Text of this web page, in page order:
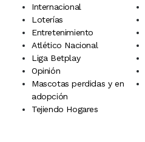
Internacional
Loterías
Entretenimiento
Atlético Nacional
Liga Betplay
Opinión
Mascotas perdidas y en
adopción
Tejiendo Hogares